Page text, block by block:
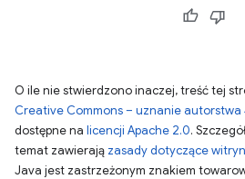
O ile nie stwierdzono inaczej, treść tej
Creative Commons – uznanie autorstwa
dostępne na licencji Apache 2.0.
temat zawierają zasady dotyczące
Java jest zastrzeżonym znakiem